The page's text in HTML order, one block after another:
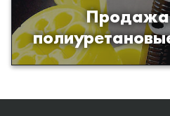
Продажа
Продажа сырья